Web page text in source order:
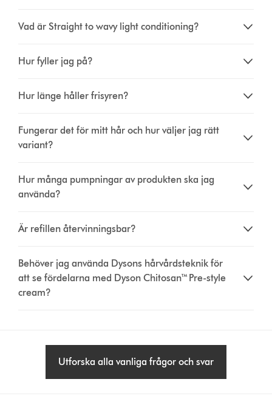
Vad är Straight to wavy light conditioning?
Hur fyller jag på?
Hur länge håller frisyren?
Fungerar det för mitt hår och hur väljer jag rätt
variant?
Hur många pumpningar av produkten ska jag
använda?
Är refillen återvinningsbar?
Behöver jag använda Dysons hårvårdsteknik för
att se fördelarna med Dyson Chitosan™ Pre-style
cream?
Utforska alla vanliga frågor och svar